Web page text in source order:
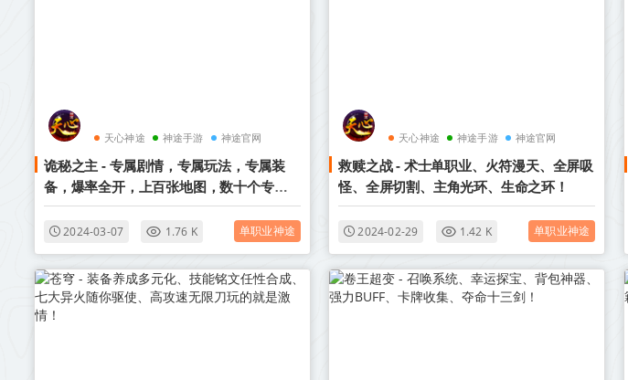
天心神途 神途手游 神途官网
诡秘之主 - 专属剧情，专属玩法，专属装
备，爆率全开，上百张地图，数十个专属
副本等你来探索！
2024-03-07 1.76 K 单职业神途
天心神途 神途手游 神途官网
救赎之战 - 术士单职业、火符漫天、全屏吸
怪、全屏切割、主角光环、生命之环！
2024-02-29 1.42 K 单职业神途